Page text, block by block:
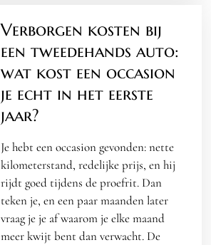
Verborgen kosten bij
een tweedehands auto:
wat kost een occasion
je echt in het eerste
jaar?
Je hebt een occasion gevonden: nette
kilometerstand, redelijke prijs, en hij
rijdt goed tijdens de proefrit. Dan
teken je, en een paar maanden later
vraag je je af waarom je elke maand
meer kwijt bent dan verwacht. De